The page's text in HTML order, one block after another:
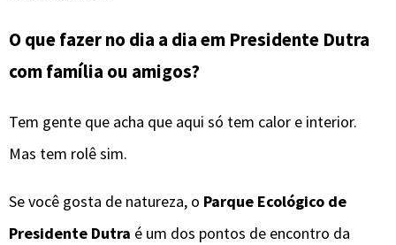
O que fazer no dia a dia em Presidente Dutra
com família ou amigos?
Tem gente que acha que aqui só tem calor e interior.
Mas tem rolê sim.
Se você gosta de natureza, o Parque Ecológico de
Presidente Dutra é um dos pontos de encontro da